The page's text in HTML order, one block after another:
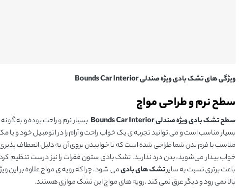
ویژگی هایتشک بادی ویژه صندلیBounds Car Interior
سطح نرم و طراحی مواج
سطح تشک بادی ویژه صندلی Bounds Car Interior بسیار نرم و راحت بوده و به
بسیار مناسب است و می توانید تجربه ی یک خواب راحت و آرام را در اتومبیل خود و
مناسب با فرم بدن شما طراحی شده است که با خوابیدن بروی آن به دلیل انعطاف
خواب بیدار می‌شوید، بدن درد ندارید. تشک بادی ستون فقرات را نیز درست
باعث برتری نسبت به سایرتشک های بادیمی شود. چرا که رویه ی مواج علاوه بر
بالا نمی رود و دیگر عرق نمی کند .رویه های مواج این تشک موازی هستند.